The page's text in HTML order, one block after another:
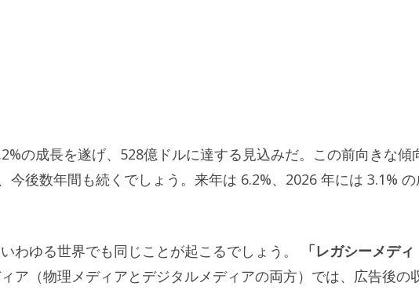
の成長を遂げ、528億ドルに達する見込みだ。この前向きな傾
今後数年間も続くでしょう。来年は 6.2%、2026 年には 3.1%
わゆる世界でも同じことが起こるでしょう。
「レガシーメディ
ア（物理メディアとデジタルメディアの両方）では、広告後の